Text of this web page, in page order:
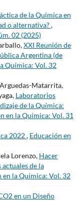
de la Química en
o alternativa?,
02 (2025)
XXI Reunión de
Argentina (de
Química: Vol. 32
Matarrita,
Laboratorios
de la Química:
en la Química: Vol. 31
2022, Educación en
Lorenzo, Hacer
de la
en la Química: Vol. 32
en un Diseño